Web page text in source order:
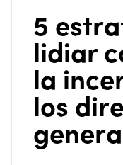
5
lidiar
la
los